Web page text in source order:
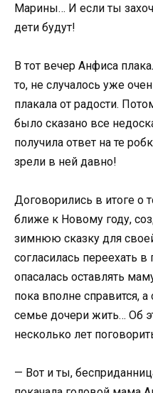
Марины… И если ты
дети будут!
В тот вечер Анфиса
то, не случалось уже
плакала от радости.
было сказано все
получила ответ на те
зрели в ней давно!
Договорились в итоге о
ближе к Новому году,
зимнюю сказку для
согласилась переехать
опасалась оставлять
пока вполне справится,
семье дочери жить… Об
несколько лет
— Вот и ты,